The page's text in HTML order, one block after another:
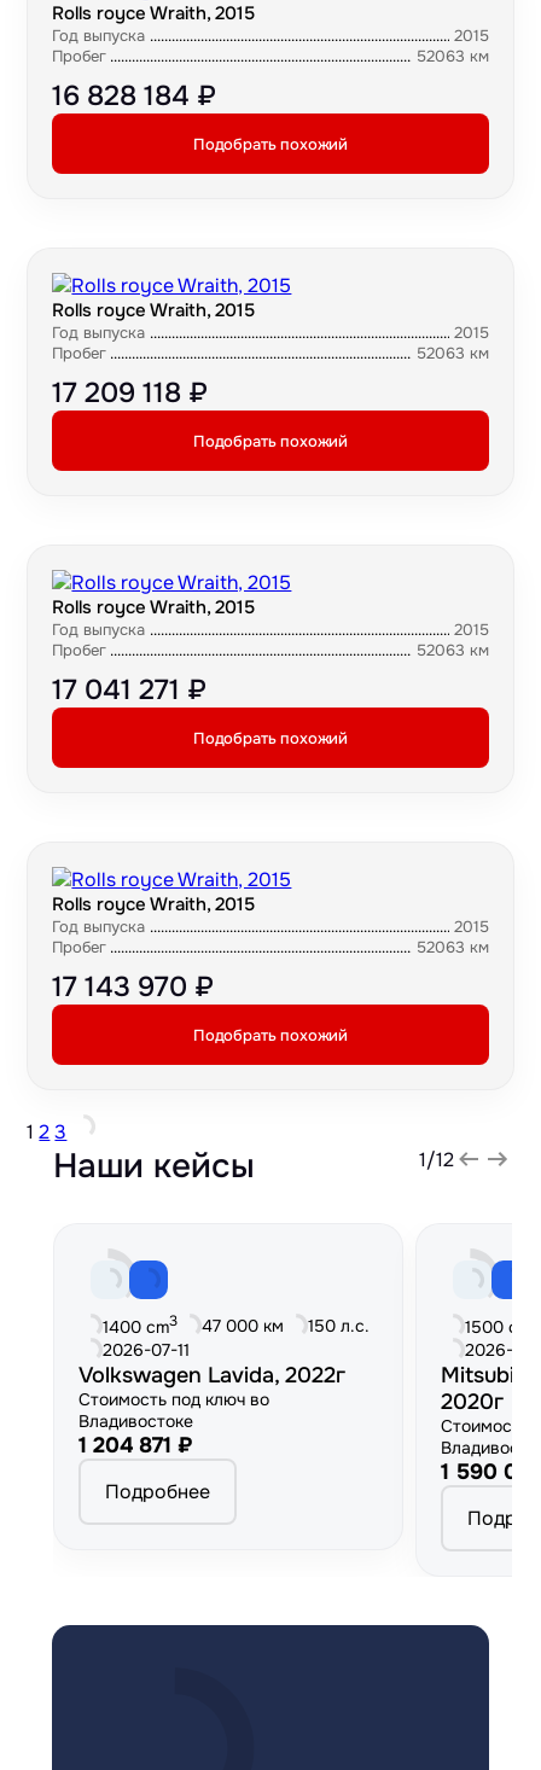
Rolls royce Wraith, 2015
Год выпуска
2015
Пробег
52063 км
16 828 184 ₽
Подобрать похожий
Rolls royce Wraith, 2015
Год выпуска
2015
Пробег
52063 км
17 209 118 ₽
Подобрать похожий
Rolls royce Wraith, 2015
Год выпуска
2015
Пробег
52063 км
17 041 271 ₽
Подобрать похожий
Rolls royce Wraith, 2015
Год выпуска
2015
Пробег
52063 км
17 143 970 ₽
Подобрать похожий
1 2 3
Наши кейсы 1/12
1400 cm3 47 000 км
150 л.с.
2026-07-11
Volkswagen Lavida, 2022г
Стоимость под ключ во
Владивостоке
1 204 871 ₽
Подробнее
1500 cm
2026-
2020г
Стоимость
1 590